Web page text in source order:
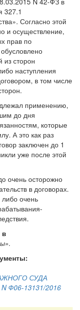
327.1
Согласно этой
и осуществление,
прав по
сторон
наступления
в том числе
применению,
до дня
которые
А это как раз
заключен до 1
уже после этой
очень осторожно
в договорах.
очень
в
СУДА
Ф06-13131/2016